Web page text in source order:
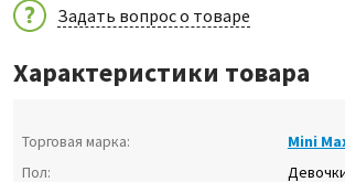
Задать вопрос о товаре
Характеристики товара
Торговая марка:
Mini
Пол: